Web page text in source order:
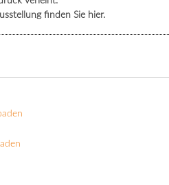
finden Sie hier.